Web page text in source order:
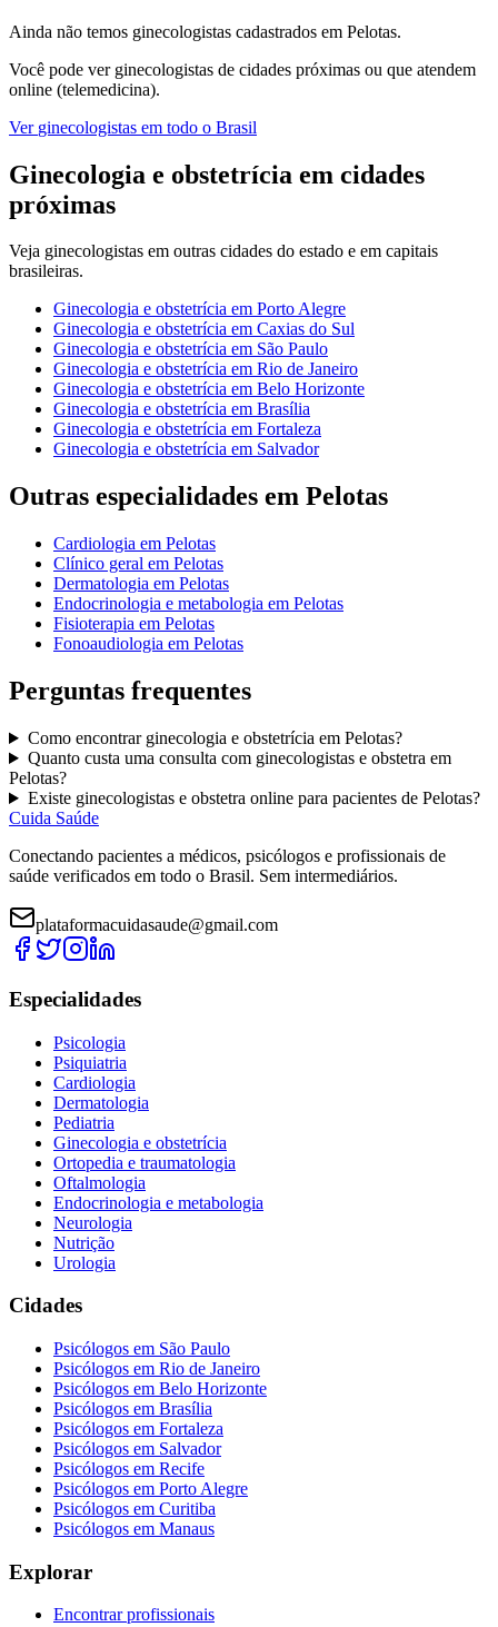
Ainda não temos ginecologistas cadastrados em Pelotas.
Você pode ver ginecologistas de cidades próximas ou que atendem
online (telemedicina).
Ver ginecologistas em todo o Brasil
Ginecologia e obstetrícia em cidades
próximas
Veja ginecologistas em outras cidades do estado e em capitais
brasileiras.
Ginecologia e obstetrícia em Porto Alegre
Ginecologia e obstetrícia em Caxias do Sul
Ginecologia e obstetrícia em São Paulo
Ginecologia e obstetrícia em Rio de Janeiro
Ginecologia e obstetrícia em Belo Horizonte
Ginecologia e obstetrícia em Brasília
Ginecologia e obstetrícia em Fortaleza
Ginecologia e obstetrícia em Salvador
Outras especialidades em Pelotas
Cardiologia em Pelotas
Clínico geral em Pelotas
Dermatologia em Pelotas
Endocrinologia e metabologia em Pelotas
Fisioterapia em Pelotas
Fonoaudiologia em Pelotas
Perguntas frequentes
Como encontrar ginecologia e obstetrícia em Pelotas?
Quanto custa uma consulta com ginecologistas e obstetra em
Pelotas?
Existe ginecologistas e obstetra online para pacientes de Pelotas?
Cuida Saúde
Conectando pacientes a médicos, psicólogos e profissionais de
saúde verificados em todo o Brasil. Sem intermediários.
plataformacuidasaude@gmail.com
Especialidades
Psicologia
Psiquiatria
Cardiologia
Dermatologia
Pediatria
Ginecologia e obstetrícia
Ortopedia e traumatologia
Oftalmologia
Endocrinologia e metabologia
Neurologia
Nutrição
Urologia
Cidades
Psicólogos em São Paulo
Psicólogos em Rio de Janeiro
Psicólogos em Belo Horizonte
Psicólogos em Brasília
Psicólogos em Fortaleza
Psicólogos em Salvador
Psicólogos em Recife
Psicólogos em Porto Alegre
Psicólogos em Curitiba
Psicólogos em Manaus
Explorar
Encontrar profissionais